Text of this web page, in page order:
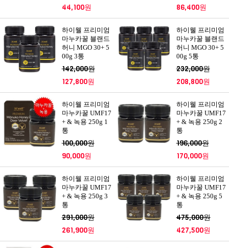
44,100원
86,400원
하이웰 프리미엄
마누카꿀 블랜드
허니 MGO 30+ 5
00g 3통
142,000원
127,800원
하이웰 프리미엄
마누카꿀 블랜드
허니 MGO 30+ 5
00g 5통
232,000원
208,800원
하이웰 프리미엄
마누카꿀 UMF17
+ & 녹용 250g 1
통
100,000원
90,000원
하이웰 프리미엄
마누카꿀 UMF17
+ & 녹용 250g 2
통
196,000원
170,000원
하이웰 프리미엄
마누카꿀 UMF17
+ & 녹용 250g 3
통
291,000원
261,900원
하이웰 프리미엄
마누카꿀 UMF17
+ & 녹용 250g 5
통
475,000원
427,500원